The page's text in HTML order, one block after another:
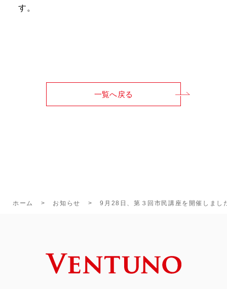
す。
一覧へ戻る
ホーム お知らせ 9月28日、第３回市民講座を開催しまし